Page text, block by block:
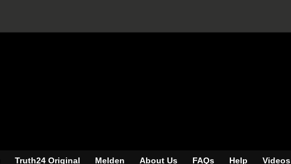
Truth24 Original Melden About Us FAQs Help Videos